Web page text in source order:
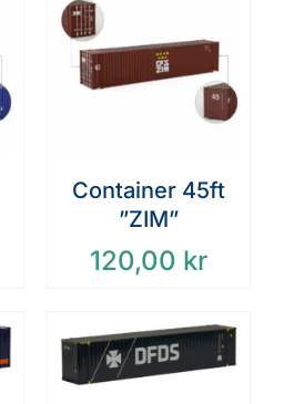
Container 45ft
”ZIM”
120,00 kr